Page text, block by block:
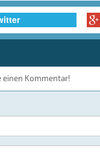
einen Kommentar!